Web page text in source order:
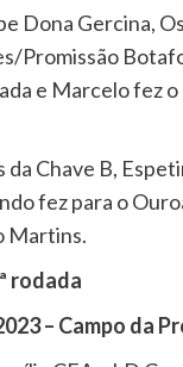
Dona Gercina,
Promissão
e Marcelo fez
da Chave B,
fez para o
Martins.
rodada
– Campo da